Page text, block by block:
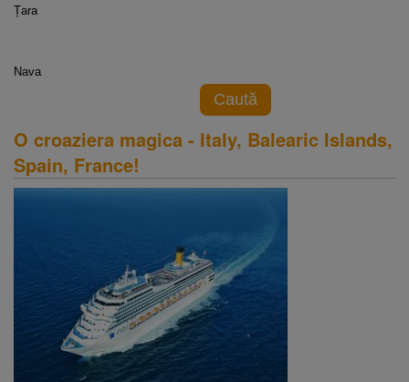
Țara
Nava
Caută
O croaziera magica - Italy, Balearic Islands,
Spain, France!